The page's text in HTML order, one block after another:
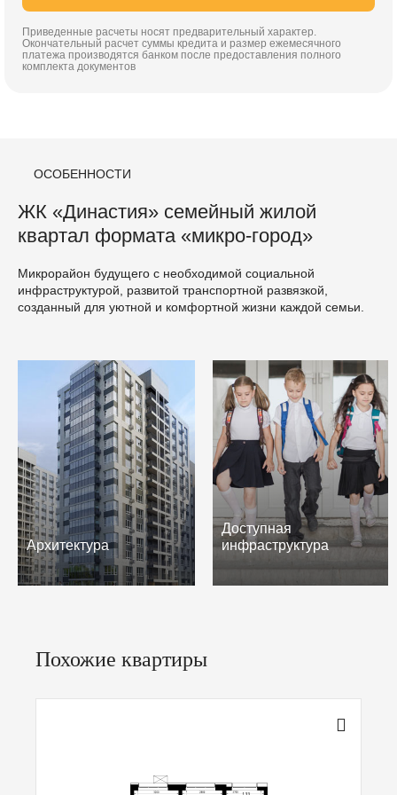
Приведенные расчеты носят предварительный характер.
Окончательный расчет суммы кредита и размер ежемесячного
платежа производятся банком после предоставления полного
комплекта документов
ОСОБЕННОСТИ
ЖК «Династия» семейный жилой
квартал формата «микро-город»
Микрорайон будущего с необходимой социальной
инфраструктурой, развитой транспортной развязкой,
созданный для уютной и комфортной жизни каждой семьи.
Архитектура
Доступная
инфраструктура
Похожие квартиры